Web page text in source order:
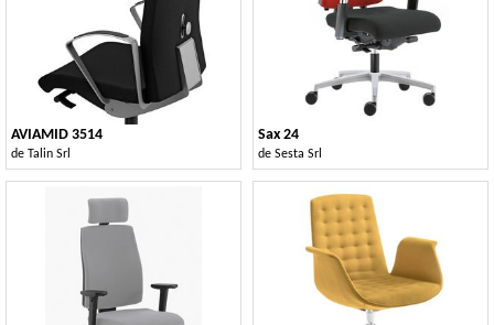
AVIAMID 3514
de Talin Srl
Sax 24
de Sesta Srl